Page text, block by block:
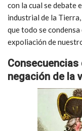
con la cual se debate
industrial de la
que todo se
expoliación de
negación de la